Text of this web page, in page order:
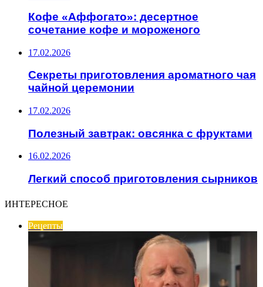
Кофе «Аффогато»: десертное
сочетание кофе и мороженого
17.02.2026
Секреты приготовления ароматного чая
чайной церемонии
17.02.2026
Полезный завтрак: овсянка с фруктами
16.02.2026
Легкий способ приготовления сырников
ИНТЕРЕСНОЕ
Рецепты